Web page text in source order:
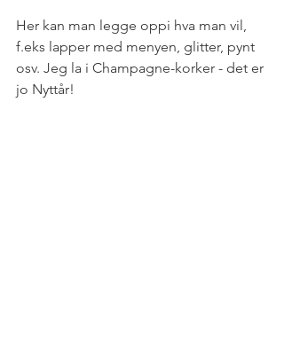
Her kan man legge oppi hva man vil,
f.eks lapper med menyen, glitter, pynt
osv. Jeg la i Champagne-korker - det er
jo Nyttår!